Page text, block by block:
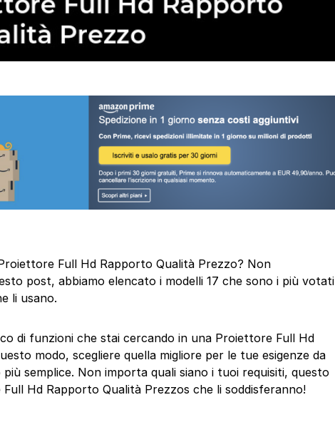
Full Hd Rapporto Qualità Prezzo? Non
post, abbiamo elencato i modelli 17 che sono i più votati
li usano.
di funzioni che stai cercando in una Proiettore Full Hd
modo, scegliere quella migliore per le tue esigenze da
semplice. Non importa quali siano i tuoi requisiti, questo
Hd Rapporto Qualità Prezzos che li soddisferanno!